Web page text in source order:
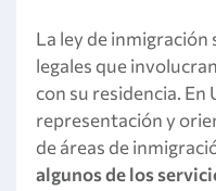
La ley de inmigración
legales que
con su residencia.
representación y
de áreas de
algunos de los